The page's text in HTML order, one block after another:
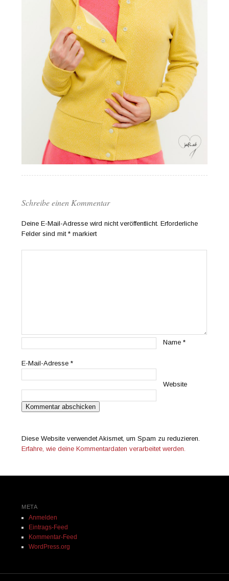
Schreibe einen Kommentar
Deine E-Mail-Adresse wird nicht veröffentlicht. Erforderliche
Felder sind mit* markiert
Name*
E-Mail-Adresse*
Website
Diese Website verwendet Akismet, um Spam zu reduzieren.
Erfahre, wie deine Kommentardaten verarbeitet werden.
META
Anmelden
Eintrags-Feed
Kommentar-Feed
WordPress.org